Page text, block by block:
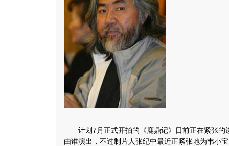
计划7月正式开拍的《鹿鼎记》日前正在紧张的
由谁演出，不过制片人张纪中最近正紧张地为韦小